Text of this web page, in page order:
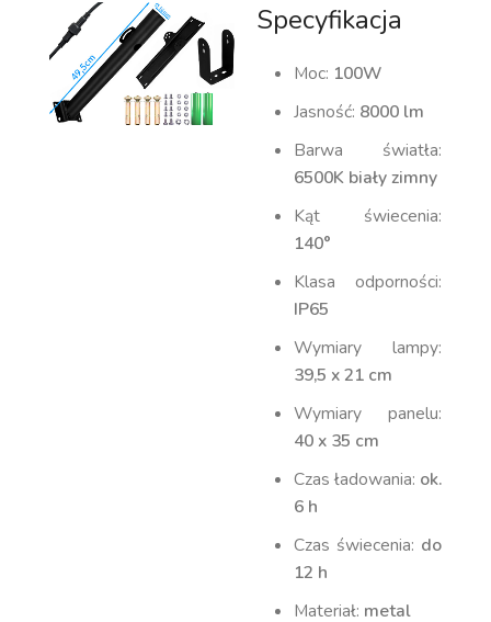
Specyfikacja
Moc: 100W
Jasność: 8000 lm
Barwa światła:
6500K biały zimny
Kąt świecenia:
140°
Klasa odporności:
IP65
Wymiary lampy:
39,5 x 21 cm
Wymiary panelu:
40 x 35 cm
Czas ładowania: ok.
6 h
Czas świecenia: do
12 h
Materiał: metal